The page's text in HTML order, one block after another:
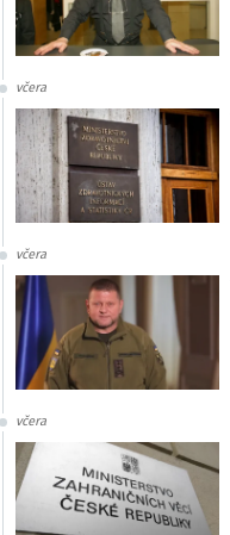
včera
včera
včera